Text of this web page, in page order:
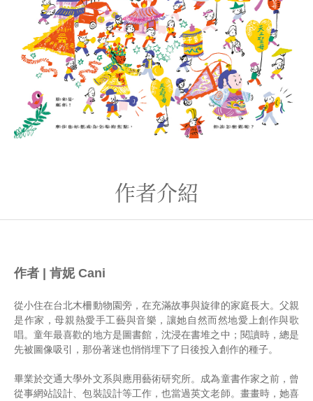
作者介紹
作者 | 肯妮 Cani
從小住在台北木柵動物園旁，在充滿故事與旋律的家庭長大。父親
是作家，母親熱愛手工藝與音樂，讓她自然而然地愛上創作與歌
唱。童年最喜歡的地方是圖書館，沈浸在書堆之中；閱讀時，總是
先被圖像吸引，那份著迷也悄悄埋下了日後投入創作的種子。
畢業於交通大學外文系與應用藝術研究所。成為童書作家之前，曾
從事網站設計、包裝設計等工作，也當過英文老師。畫畫時，她喜